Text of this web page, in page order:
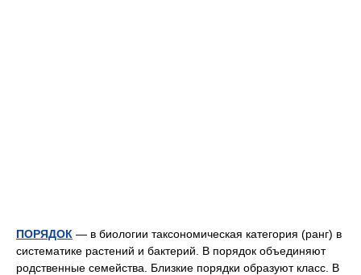
ПОРЯДОК — в биологии таксономическая категория (ранг) в
систематике растений и бактерий. В порядок объединяют
родственные семейства. Близкие порядки образуют класс. В